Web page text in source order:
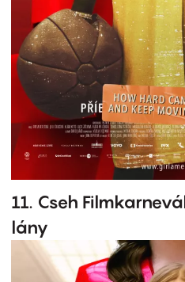
11. Cseh
lány